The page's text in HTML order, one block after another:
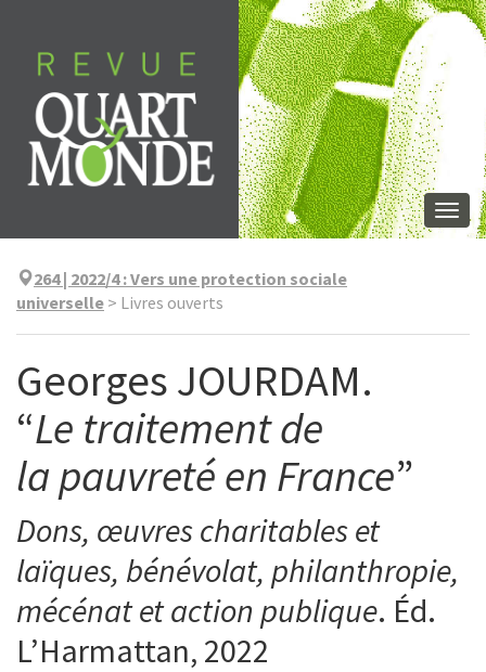
contenu
264 | 2022/4:Vers une protection sociale
universelle > Livres ouverts
Georges JOURDAM.
“Le traitement de
la pauvreté en France”
Dons, œuvres charitables et
laïques, bénévolat, philanthropie,
mécénat et action publique. Éd.
L’Harmattan, 2022